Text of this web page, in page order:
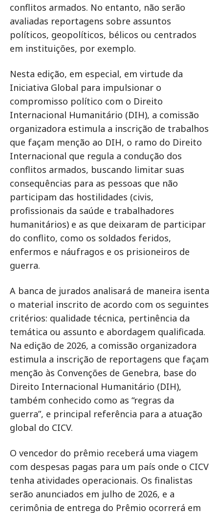
conflitos armados. No entanto, não serão
avaliadas reportagens sobre assuntos
políticos, geopolíticos, bélicos ou centrados
em instituições, por exemplo.
Nesta edição, em especial, em virtude da
Iniciativa Global para impulsionar o
compromisso político com o Direito
Internacional Humanitário (DIH), a comissão
organizadora estimula a inscrição de trabalhos
que façam menção ao DIH, o ramo do Direito
Internacional que regula a condução dos
conflitos armados, buscando limitar suas
consequências para as pessoas que não
participam das hostilidades (civis,
profissionais da saúde e trabalhadores
humanitários) e as que deixaram de participar
do conflito, como os soldados feridos,
enfermos e náufragos e os prisioneiros de
guerra.
A banca de jurados analisará de maneira isenta
o material inscrito de acordo com os seguintes
critérios: qualidade técnica, pertinência da
temática ou assunto e abordagem qualificada.
Na edição de 2026, a comissão organizadora
estimula a inscrição de reportagens que façam
menção às Convenções de Genebra, base do
Direito Internacional Humanitário (DIH),
também conhecido como as “regras da
guerra”, e principal referência para a atuação
global do CICV.
O vencedor do prêmio receberá uma viagem
com despesas pagas para um país onde o CICV
tenha atividades operacionais. Os finalistas
serão anunciados em julho de 2026, e a
cerimônia de entrega do Prêmio ocorrerá em